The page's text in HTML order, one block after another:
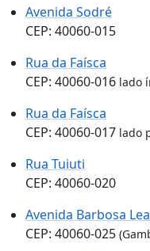
Avenida Sodré
CEP: 40060-015
Rua da Faísca
CEP: 40060-016 lado
Rua da Faísca
CEP: 40060-017 lado
Rua Tuiuti
CEP: 40060-020
Avenida Barbosa
CEP: 40060-025